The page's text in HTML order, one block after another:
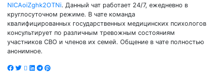
NlCAoiZghk2OTNi. Данный чат работает 24/7, ежедневно в
круглосуточном режиме. В чате команда
квалифицированных государственных медицинских психологов
консультирует по различным тревожным состояниям
участников СВО и членов их семей. Общение в чате полностью
анонимное.